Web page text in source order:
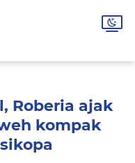
Roberia ajak
kompak